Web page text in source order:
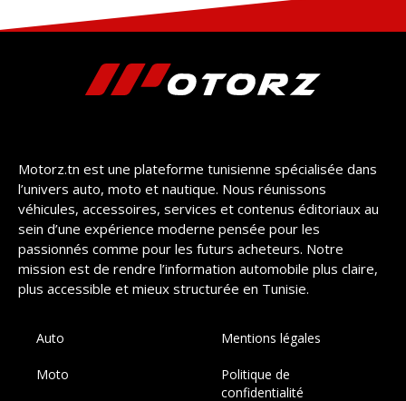
Motorz.tn est une plateforme tunisienne spécialisée dans
l’univers auto, moto et nautique. Nous réunissons
véhicules, accessoires, services et contenus éditoriaux au
sein d’une expérience moderne pensée pour les
passionnés comme pour les futurs acheteurs. Notre
mission est de rendre l’information automobile plus claire,
plus accessible et mieux structurée en Tunisie.
Auto
Moto
Mentions légales
Politique de
confidentialité